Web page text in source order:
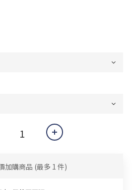
加購商品 (最多 1 件)